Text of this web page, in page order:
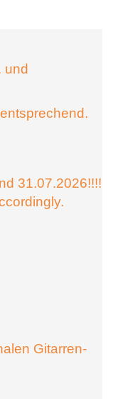
und
31.07.2026!!!!
Gitarren-